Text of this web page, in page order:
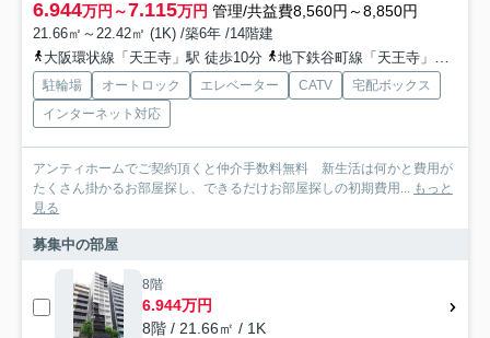
6.944万円～7.115万円 管理/共益費8,560円～8,850円
21.66㎡～22.42㎡ (1K) /築6年 /14階建
大阪環状線「天王寺」駅 徒歩10分
地下鉄谷町線「天王寺」駅 徒歩10分
駐輪場 オートロック エレベーター CATV
宅配ボックス
インターネット対応
アンティホームでご契約頂くと仲介手数料無料 新生活は何かと費用が
たくさん掛かるお部屋探し、できるだけお部屋探しの初期費用... もっと
見る
募集中の部屋
8階
6.944万円
8階 / 21.66㎡ / 1K